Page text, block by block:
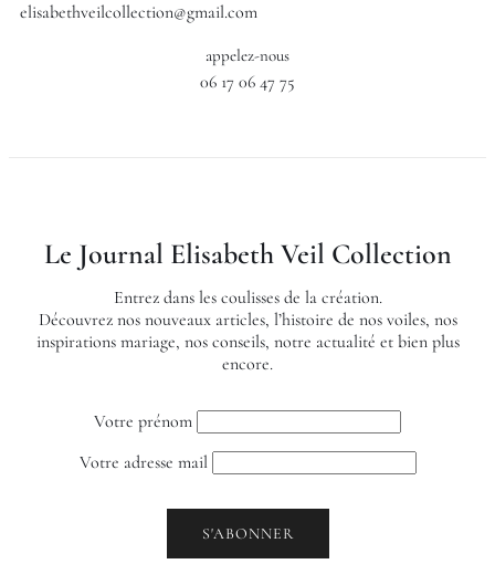
elisabethveilcollection@gmail.com
appelez-nous
06 17 06 47 75
Le Journal Elisabeth Veil Collection
Entrez dans les coulisses de la création.
Découvrez nos nouveaux articles, l’histoire de nos voiles, nos
inspirations mariage, nos conseils, notre actualité et bien plus
encore.
Votre prénom
Votre adresse mail